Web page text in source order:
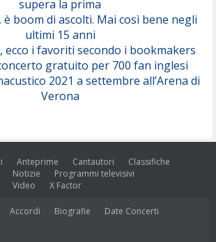
supera la prima
è boom di ascolti. Mai così bene negli
ultimi 15 anni
ecco i favoriti secondo i bookmakers
gratuito per 700 fan inglesi
2021 a settembre all’Arena di
Verona
Anteprime Cantautori
Classifiche
Notizie
Programmi televisivi
Video X Factor
Accordi Biografie
Date Concerti